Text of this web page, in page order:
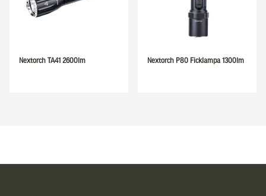
Nextorch TA41 2600lm Nextorch P80 Ficklampa 1300lm